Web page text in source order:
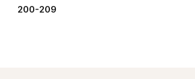
200-209